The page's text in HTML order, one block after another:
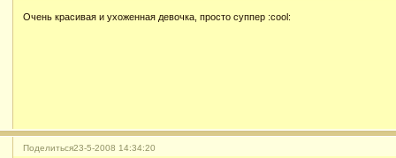
Очень красивая и ухоженная девочка, просто суппер :cool:
Поделиться23-5-2008 14:34:20